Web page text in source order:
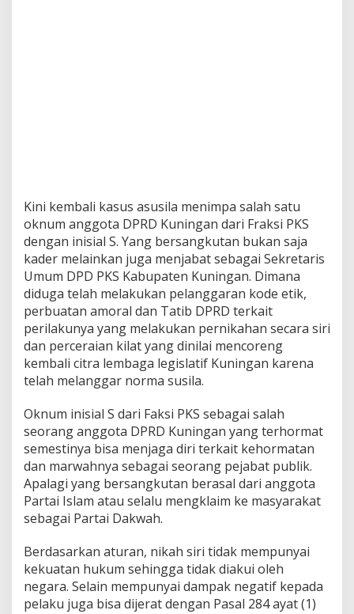
Kini kembali kasus asusila menimpa salah satu
oknum anggota DPRD Kuningan dari Fraksi PKS
dengan inisial S. Yang bersangkutan bukan saja
kader melainkan juga menjabat sebagai Sekretaris
Umum DPD PKS Kabupaten Kuningan. Dimana
diduga telah melakukan pelanggaran kode etik,
perbuatan amoral dan Tatib DPRD terkait
perilakunya yang melakukan pernikahan secara siri
dan perceraian kilat yang dinilai mencoreng
kembali citra lembaga legislatif Kuningan karena
telah melanggar norma susila.
Oknum inisial S dari Faksi PKS sebagai salah
seorang anggota DPRD Kuningan yang terhormat
semestinya bisa menjaga diri terkait kehormatan
dan marwahnya sebagai seorang pejabat publik.
Apalagi yang bersangkutan berasal dari anggota
Partai Islam atau selalu mengklaim ke masyarakat
sebagai Partai Dakwah.
Berdasarkan aturan, nikah siri tidak mempunyai
kekuatan hukum sehingga tidak diakui oleh
negara. Selain mempunyai dampak negatif kepada
pelaku juga bisa dijerat dengan Pasal 284 ayat (1)